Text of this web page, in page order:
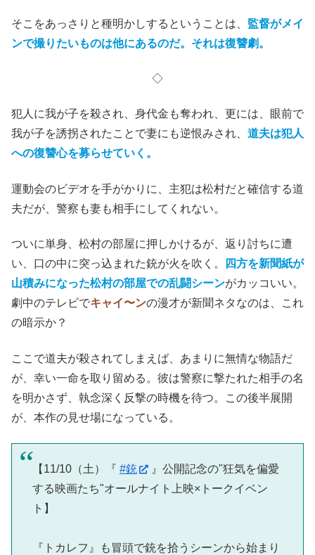
そこをあっさりと種明かしするということは、 監督がメイ
ンで撮りたいものは他にあるのだ。それは復讐劇。
◇
犯人に我が子を殺され、身代金も奪われ、更には、眼前で
我が子を誘拐されたことで妻にも逆恨みされ、 道夫は犯人
への復讐心を募らせていく。
運動会のビデオを手がかりに、主犯は松村だと確信する道
夫だが、警察も妻も相手にしてくれない。
ついに単身、松村の部屋に押しかけるが、返り討ちに遭
い、口の中に突っ込まれた銃が火を吹く。
四方を新聞紙が
山積みになった松村の部屋での乱闘シーンがカッコいい。
劇中のテレビでキャイ〜ンの漫才が新聞ネタなのは、これ
の暗示か？
ここで道夫が殺されてしまえば、あまりに無情な物語だ
が、幸い一命を取り留める。彼は警察に撃たれた相手の名
を明かさず、執念深く反撃の時機を待つ。この後半展開
が、本作の見せ場になっている。
【11/10（土）『 #銃
』公開記念の"狂気を偏愛
する映画たち"オールナイト上映×トークイベン
ト】
『トカレフ』も冒頭で銃を拾うシーンから始まり